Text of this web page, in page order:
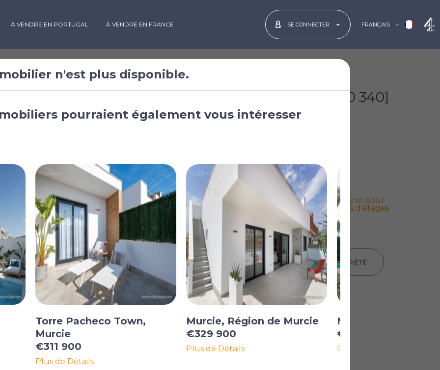
À VENDRE EN PORTUGAL À VENDRE EN FRANCE SE CONNECTER FRANÇAIS
à
[£300 340]
Cliquez ici pour
les plans d'étages
IMPRIMER LES DÉTAILS DE LA PROPRIÉTÉ
n'est plus disponible.
pourraient également vous intéresser
Torre Pacheco Town,
Murcie
€311 900
Plus de Détails
Murcie, Région de Murcie
€329 900
Plus de Détails
Murcie, Région de
€325 000
Plus de Détails